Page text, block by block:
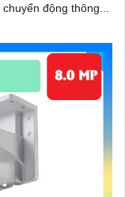
động thông...